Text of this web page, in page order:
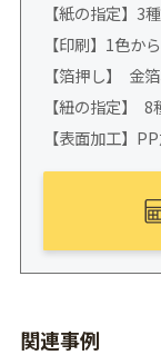
【紙の指定】3
【印刷】1色か
【箔押し】 金
【紐の指定】
【表面加工】
関連事例